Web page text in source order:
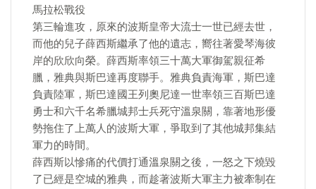
馬拉松戰役
第三輪進攻，原來的波斯皇帝大流士一世已經去世，
而他的兒子薛西斯繼承了他的遺志，嚮往著愛琴海彼
岸的欣欣向榮。薛西斯率領三十萬大軍御駕親征希
臘，雅典與斯巴達再度聯手。雅典負責海軍，斯巴達
負責陸軍，斯巴達國王列奧尼達一世率領三百斯巴達
勇士和六千名希臘城邦士兵死守溫泉關，靠著地形優
勢拖住了上萬人的波斯大軍，爭取到了其他城邦集結
軍力的時間。
薛西斯以慘痛的代價打通溫泉關之後，一怒之下燒毀
了已經是空城的雅典，而趁著波斯大軍主力被牽制在